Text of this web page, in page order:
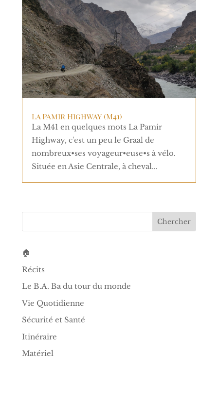
La Pamir Highway (M41)
La M41 en quelques mots La Pamir
Highway, c'est un peu le Graal de
nombreux•ses voyageur•euse•s à vélo.
Située en Asie Centrale, à cheval...
🏠
Récits
Le B.A. Ba du tour du monde
Vie Quotidienne
Sécurité et Santé
Itinéraire
Matériel